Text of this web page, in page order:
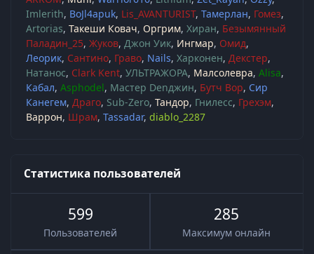
Imlerith BoJl4apuk Lis_AVANTURIST Тамерлан Гомез
Artorias Такеши Ковач Оргрим Хиран Безымянный
Паладин_25 Жуков Джон Уик Ингмар Омид
Леорик Сантино Граво Nails Харконен Декстер
Натанос Clark Kent УЛЬТРАЖОРА Малсолевра Alisa
Кабал Asphodel Мастер Denджин Бутч Вор Сир
Канегем Драго Sub-Zero Тандор Гнилесс Грехэм
Варрон Шрам Tassadar diablo_2287
Статистика пользователей
599
Пользователей
285
Максимум онлайн